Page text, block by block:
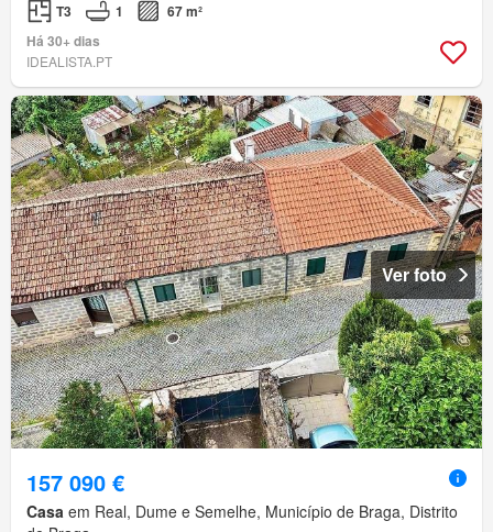
T3 1
67 m²
Há 30+ dias
IDEALISTA.PT
Ver foto
157 090 €
Casa em Real, Dume e Semelhe, Município de Braga, Distrito